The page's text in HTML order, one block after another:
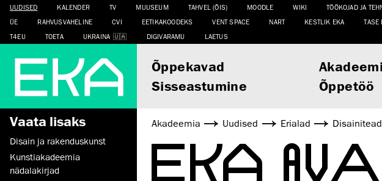
UUDISED KALENDER TV MUUSEUM TAHVEL (ÕIS) MOODLE WIKI TÖÖKOJAD JA
ÜE
RAHVUSVAHELINE CVI EETIKAKOODEKS VENT SPACE NART KESTLIK EKA TASE
T4EU
TOETA UKRAINA DIGIVARAMU LAETUS
Õppekavad
Sisseastumine
Õppetöö
Vaata lisaks
Disain ja rakenduskunst
Kunstiakadeemia
nädalakirjad
Akadeemia Uudised Erialad
EKA